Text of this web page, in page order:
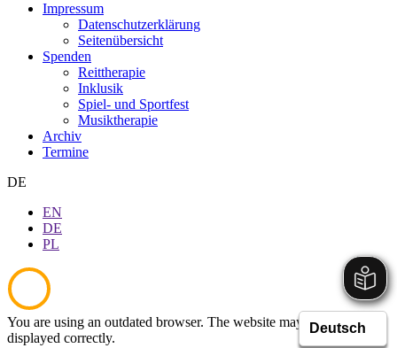
Impressum
Datenschutzerklärung
Seitenübersicht
Spenden
Reittherapie
Inklusik
Spiel- und Sportfest
Musiktherapie
Archiv
Termine
DE
EN
DE
PL
You are using an outdated browser. The website may not be
displayed correctly.